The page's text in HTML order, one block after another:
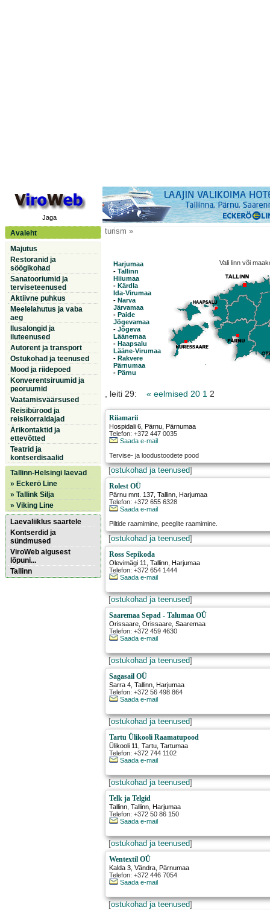
Jaga
Avaleht
Majutus
Restoranid ja
söögikohad
Sanatooriumid ja
terviseteenused
Aktiivne puhkus
Meelelahutus ja vaba
aeg
Ilusalongid ja
iluteenused
Autorent ja transport
Ostukohad ja teenused
Mood ja riidepoed
Konverentsiruumid ja
peoruumid
Vaatamisväärsused
Reisibürood ja
reisikorraldajad
Ärikontaktid ja
ettevõtted
Teatrid ja
kontserdisaalid
Tallinn-Helsingi laevad
» Eckerö Line
» Tallink Silja
» Viking Line
Laevaliiklus saartele
Kontserdid ja
sündmused
ViroWeb algusest
lõpuni...
Tallinn
turism »
Harjumaa
- Tallinn
Hiiumaa
- Kärdla
Ida-Virumaa
- Narva
Järvamaa
- Paide
Jõgevamaa
- Jõgeva
Läänemaa
- Haapsalu
Lääne-Virumaa
- Rakvere
Pärnumaa
- Pärnu
Vali linn või
, leiti 29: « eelmised 20 1 2
Riiamarii
Hospidali 6 Pärnu , Pärnumaa
Telefon: +372 447 0035
Saada e-mail
Tervise- ja loodustoodete pood
[ostukohad ja teenused]
Rolest OÜ
Pärnu mnt. 137 ,Tallinn , Harjumaa
Telefon: +372 655 6328
Saada e-mail
Piltide raamimine, peeglite raamimine.
[ostukohad ja teenused]
Ross Sepikoda
Olevimägi 11 ,Tallinn , Harjumaa
Telefon: +372 654 1444
Saada e-mail
[ostukohad ja teenused]
Saaremaa Sepad - Talumaa OÜ
Orissaare ,Orissaare , Saaremaa
Telefon: +372 459 4630
Saada e-mail
[ostukohad ja teenused]
Sagasail OÜ
Sarra 4 ,Tallinn , Harjumaa
Telefon: +372 56 498 864
Saada e-mail
[ostukohad ja teenused]
Tartu Ülikooli Raamatupood
Ülikooli 11 ,Tartu , Tartumaa
Telefon: +372 744 1102
Saada e-mail
[ostukohad ja teenused]
Telk ja Telgid
Tallinn ,Tallinn , Harjumaa
Telefon: +372 50 86 150
Saada e-mail
[ostukohad ja teenused]
Wentextil OÜ
Kalda 3 ,Vändra , Pärnumaa
Telefon: +372 446 7054
Saada e-mail
[ostukohad ja teenused]